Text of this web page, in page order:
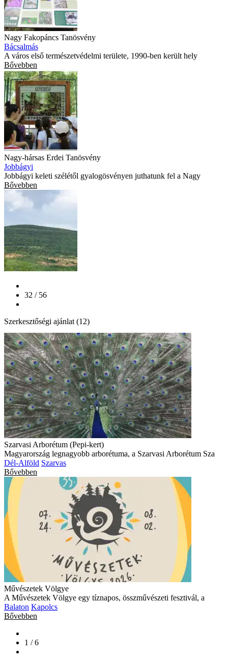
Nagy Fakopáncs Tanösvény
Bácsalmás
A város első természetvédelmi területe, 1990-ben került hely
Bővebben
Nagy-hársas Erdei Tanösvény
Jobbágyi
Jobbágyi keleti szélétől gyalogösvényen juthatunk fel a Nagy
Bővebben
32 / 56
Szerkesztőségi ajánlat (12)
Szarvasi Arborétum (Pepi-kert)
Magyarország legnagyobb arborétuma, a Szarvasi Arborétum Sza
Dél-Alföld Szarvas
Bővebben
Művészetek Völgye
A Művészetek Völgye egy tíznapos, összművészeti fesztivál, a
Balaton Kapolcs
Bővebben
1 / 6